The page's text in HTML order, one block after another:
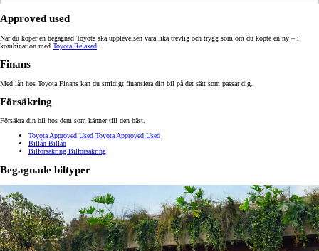
Approved used
När du köper en begagnad Toyota ska upplevelsen vara lika trevlig och trygg som om du köpte en ny – i
kombination med Toyota Relaxed
Finans
Med lån hos Toyota Finans kan du smidigt finansiera din bil på det sätt som passar dig.
Försäkring
Försäkra din bil hos dem som känner till den bäst.
Toyota Approved Used Toyota Approved Used
Billån Billån
Bilförsäkring Bilförsäkring
Begagnade biltyper